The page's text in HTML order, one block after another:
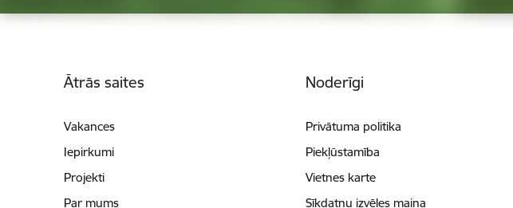
Ātrās saites
Vakances
Iepirkumi
Projekti
Par mums
Noderīgi
Privātuma politika
Piekļūstamība
Vietnes karte
Sīkdatņu izvēles maiņa